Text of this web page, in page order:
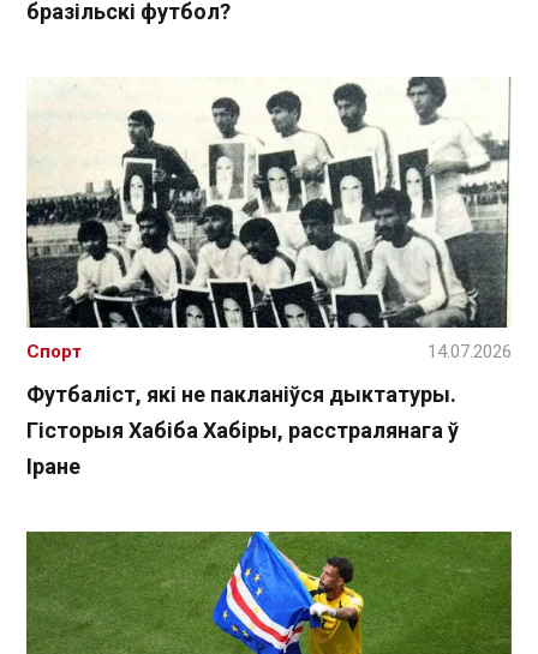
бразільскі футбол?
Футбаліст, які не пакланіўся дыктатуры.
Гісторыя Хабіба Хабіры, расстралянага ў
Іране
Спорт 14.07.2026